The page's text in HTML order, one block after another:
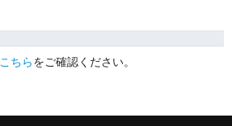
こちらをご確認ください。